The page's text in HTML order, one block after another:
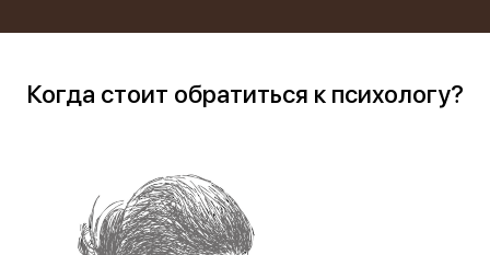
Когда стоит обратиться к психологу?